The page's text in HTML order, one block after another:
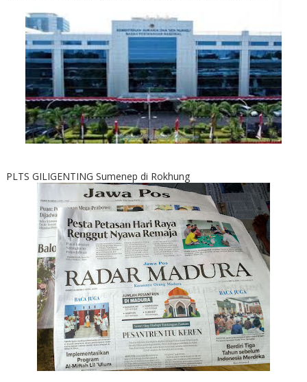
PLTS GILIGENTING Sumenep di Rokhung